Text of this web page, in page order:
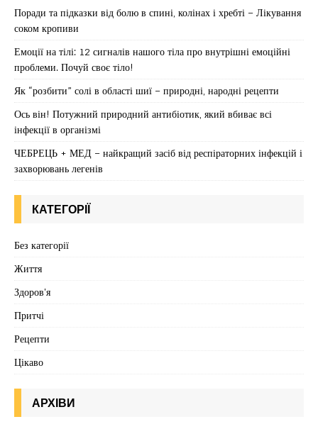
Поради та підказки від болю в спині, колінах і хребті – Лікування
соком кропиви
Емоції на тілі: 12 сигналів нашого тіла про внутрішні емоційні
проблеми. Почуй своє тіло!
Як “розбити” солі в області шиї – природні, народні рецепти
Ось він! Потужний природний антибіотик, який вбиває всі
інфекції в організмі
ЧЕБРЕЦЬ + МЕД – найкращий засіб від респіраторних інфекцій і
захворювань легенів
КАТЕГОРІЇ
Без категорії
Життя
Здоров'я
Притчі
Рецепти
Цікаво
АРХІВИ